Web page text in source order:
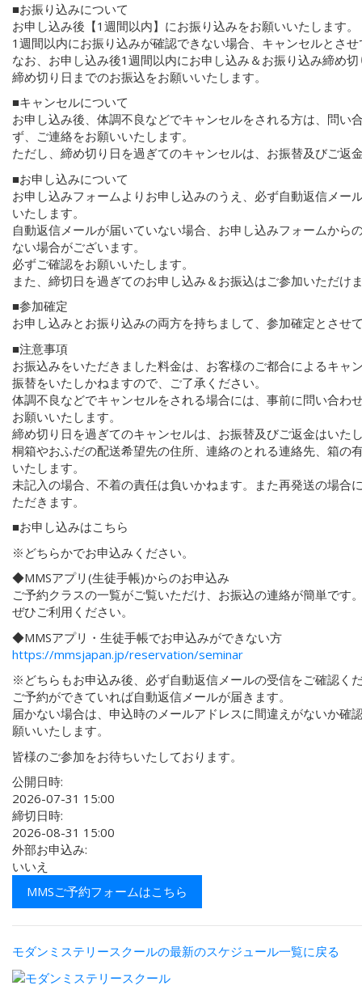
■お振り込みについて
お申し込み後【1週間以内】にお振り込みをお願いいたします。
1週間以内にお振り込みが確認できない場合、キャンセルとさ
なお、お申し込み後1週間以内にお申し込み＆お振り込み締め
締め切り日までのお振込をお願いいたします。
■キャンセルについて
お申し込み後、体調不良などでキャンセルをされる方は、問い
ず、ご連絡をお願いいたします。
ただし、締め切り日を過ぎてのキャンセルは、お振替及びご返
■お申し込みについて
お申し込みフォームよりお申し込みのうえ、必ず自動返信メー
いたします。
自動返信メールが届いていない場合、お申し込みフォームから
ない場合がございます。
必ずご確認をお願いいたします。
また、締切日を過ぎてのお申し込み＆お振込はご参加いただけ
■参加確定
お申し込みとお振り込みの両方を持ちまして、参加確定とさせ
■注意事項
お振込みをいただきました料金は、お客様のご都合によるキャ
振替をいたしかねますので、ご了承ください。
体調不良などでキャンセルをされる場合には、事前に問い合わ
お願いいたします。
締め切り日を過ぎてのキャンセルは、お振替及びご返金はいた
桐箱やおふだの配送希望先の住所、連絡のとれる連絡先、箱の
いたします。
未記入の場合、不着の責任は負いかねます。また再発送の場合
ただきます。
■お申し込みはこちら
※どちらかでお申込みください。
◆MMSアプリ(生徒手帳)からのお申込み
ご予約クラスの一覧がご覧いただけ、お振込の連絡が簡単です
ぜひご利用ください。
◆MMSアプリ・生徒手帳でお申込みができない方
https://mmsjapan.jp/reservation/seminar
※どちらもお申込み後、必ず自動返信メールの受信をご確認く
ご予約ができていれば自動返信メールが届きます。
届かない場合は、申込時のメールアドレスに間違えがないか確
願いいたします。
皆様のご参加をお待ちいたしております。
公開日時:
2026-07-31 15:00
締切日時:
2026-08-31 15:00
外部お申込み:
いいえ
MMSご予約フォームはこちら
モダンミステリースクールの最新のスケジュール一覧に戻る